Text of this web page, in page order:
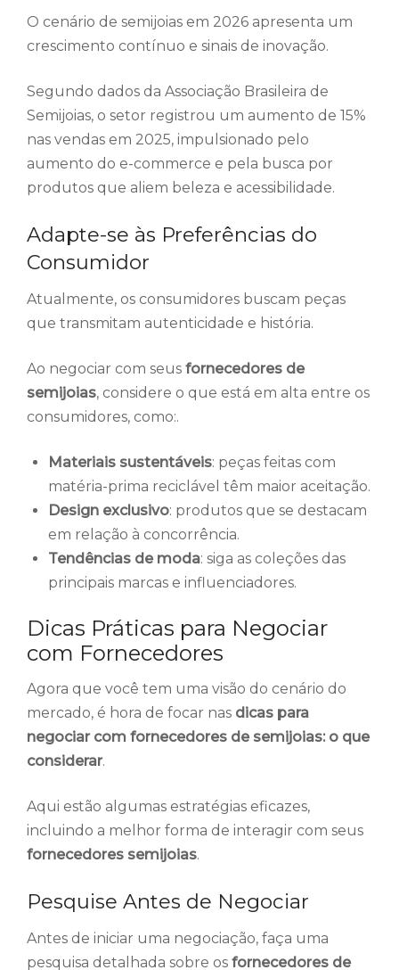
O cenário de semijoias em 2026 apresenta um
crescimento contínuo e sinais de inovação.
Segundo dados da Associação Brasileira de
Semijoias, o setor registrou um aumento de 15%
nas vendas em 2025, impulsionado pelo
aumento do e-commerce e pela busca por
produtos que aliem beleza e acessibilidade.
Adapte-se às Preferências do
Consumidor
Atualmente, os consumidores buscam peças
que transmitam autenticidade e história.
Ao negociar com seus fornecedores de
semijoias, considere o que está em alta entre os
consumidores, como:.
Materiais sustentáveis: peças feitas com
matéria-prima reciclável têm maior aceitação.
Design exclusivo: produtos que se destacam
em relação à concorrência.
Tendências de moda: siga as coleções das
principais marcas e influenciadores.
Dicas Práticas para Negociar
com Fornecedores
Agora que você tem uma visão do cenário do
mercado, é hora de focar nas dicas para
negociar com fornecedores de semijoias: o que
considerar.
Aqui estão algumas estratégias eficazes,
incluindo a melhor forma de interagir com seus
fornecedores semijoias.
Pesquise Antes de Negociar
Antes de iniciar uma negociação, faça uma
pesquisa detalhada sobre os fornecedores de